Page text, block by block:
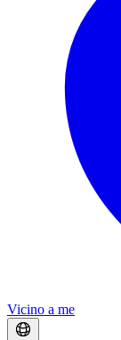
Vicino a me